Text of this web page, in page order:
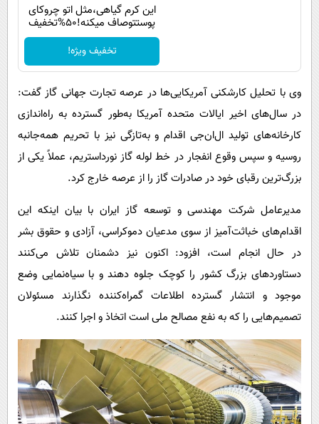
این کرم گیاهی،مثل اتو چروکای
پوستتوصاف میکنه!50%تخفیف
تخفیف ویژه!
وی با تحلیل کارشکنی آمریکایی‌ها در عرصه تجارت جهانی گاز گفت:
در سال‌های اخیر ایالات متحده آمریکا به‌طور گسترده به راه‌اندازی
کارخانه‌های تولید ال‌ان‌جی اقدام و به‌تازگی نیز با تحریم همه‌جانبه
روسیه و سپس وقوع انفجار در خط لوله گاز نورداستریم، عملاً یکی از
بزرگ‌ترین رقبای خود در صادرات گاز را از عرصه خارج کرد.
مدیرعامل شرکت مهندسی و توسعه گاز ایران با بیان اینکه این
اقدام‌های خباثت‌آمیز از سوی مدعیان دموکراسی، آزادی و حقوق بشر
در حال انجام است، افزود: اکنون نیز دشمنان تلاش می‌کنند
دستاوردهای بزرگ کشور را کوچک جلوه دهند و با سیاه‌نمایی وضع
موجود و انتشار گسترده اطلاعات گمراه‌کننده نگذارند مسئولان
تصمیم‌هایی را که به نفع مصالح ملی است اتخاذ و اجرا کنند.